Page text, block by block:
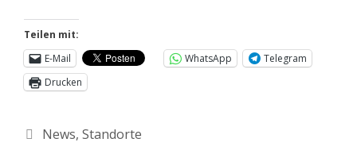
Teilen mit:
E-Mail
WhatsApp
Telegram
Drucken
Kategorien
News, Standorte